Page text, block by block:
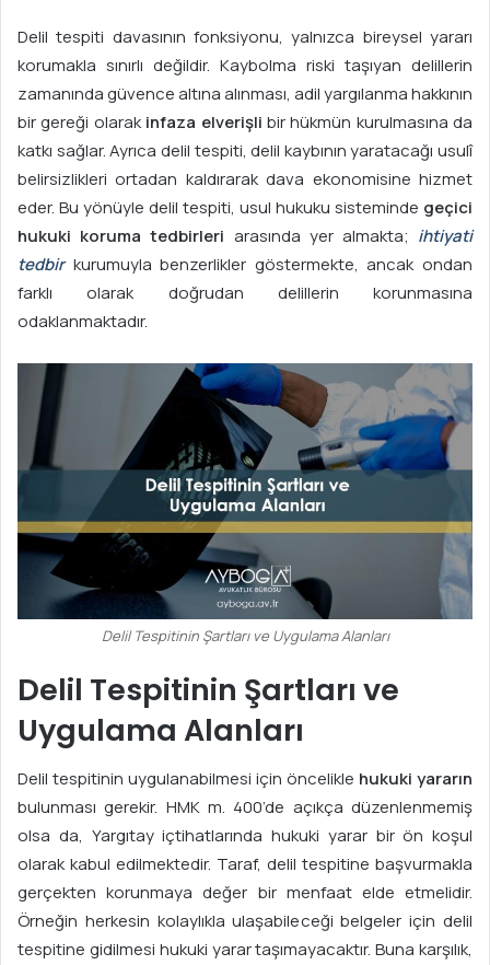
Delil tespiti davasının fonksiyonu, yalnızca bireysel yararı
korumakla sınırlı değildir. Kaybolma riski taşıyan delillerin
zamanında güvence altına alınması, adil yargılanma hakkının
bir gereği olarakinfaza elverişli bir hükmün kurulmasına da
katkı sağlar. Ayrıca delil tespiti, delil kaybının yaratacağı usulî
belirsizlikleri ortadan kaldırarak dava ekonomisine hizmet
eder. Bu yönüyle delil tespiti, usul hukuku sisteminde geçici
hukuki koruma tedbirleri arasında yer almakta; ihtiyati
tedbirkurumuyla benzerlikler göstermekte, ancak ondan
farklı olarak doğrudan delillerin korunmasına
odaklanmaktadır.
Delil Tespitinin Şartları ve Uygulama Alanları
Delil Tespitinin Şartları ve
Uygulama Alanları
Delil tespitinin uygulanabilmesi için öncelikle hukuki yararın
bulunması gerekir. HMK m. 400’de açıkça düzenlenmemiş
olsa da, Yargıtay içtihatlarında hukuki yarar bir ön koşul
olarak kabul edilmektedir. Taraf, delil tespitine başvurmakla
gerçekten korunmaya değer bir menfaat elde etmelidir.
Örneğin herkesin kolaylıkla ulaşabileceği belgeler için delil
tespitine gidilmesi hukuki yarar taşımayacaktır. Buna karşılık,